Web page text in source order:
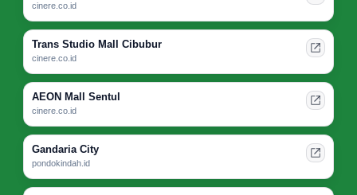
cinere.co.id
Trans Studio Mall Cibubur
cinere.co.id
AEON Mall Sentul
cinere.co.id
Gandaria City
pondokindah.id